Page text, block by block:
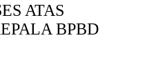
ATAS
BPBD